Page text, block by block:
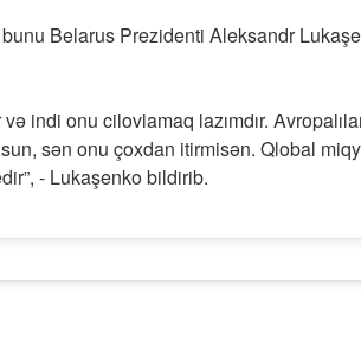
bunu Belarus Prezidenti Aleksandr
indi onu cilovlamaq lazımdır.
sən onu çoxdan itirmisən. Qlobal
- Lukaşenko bildirib.